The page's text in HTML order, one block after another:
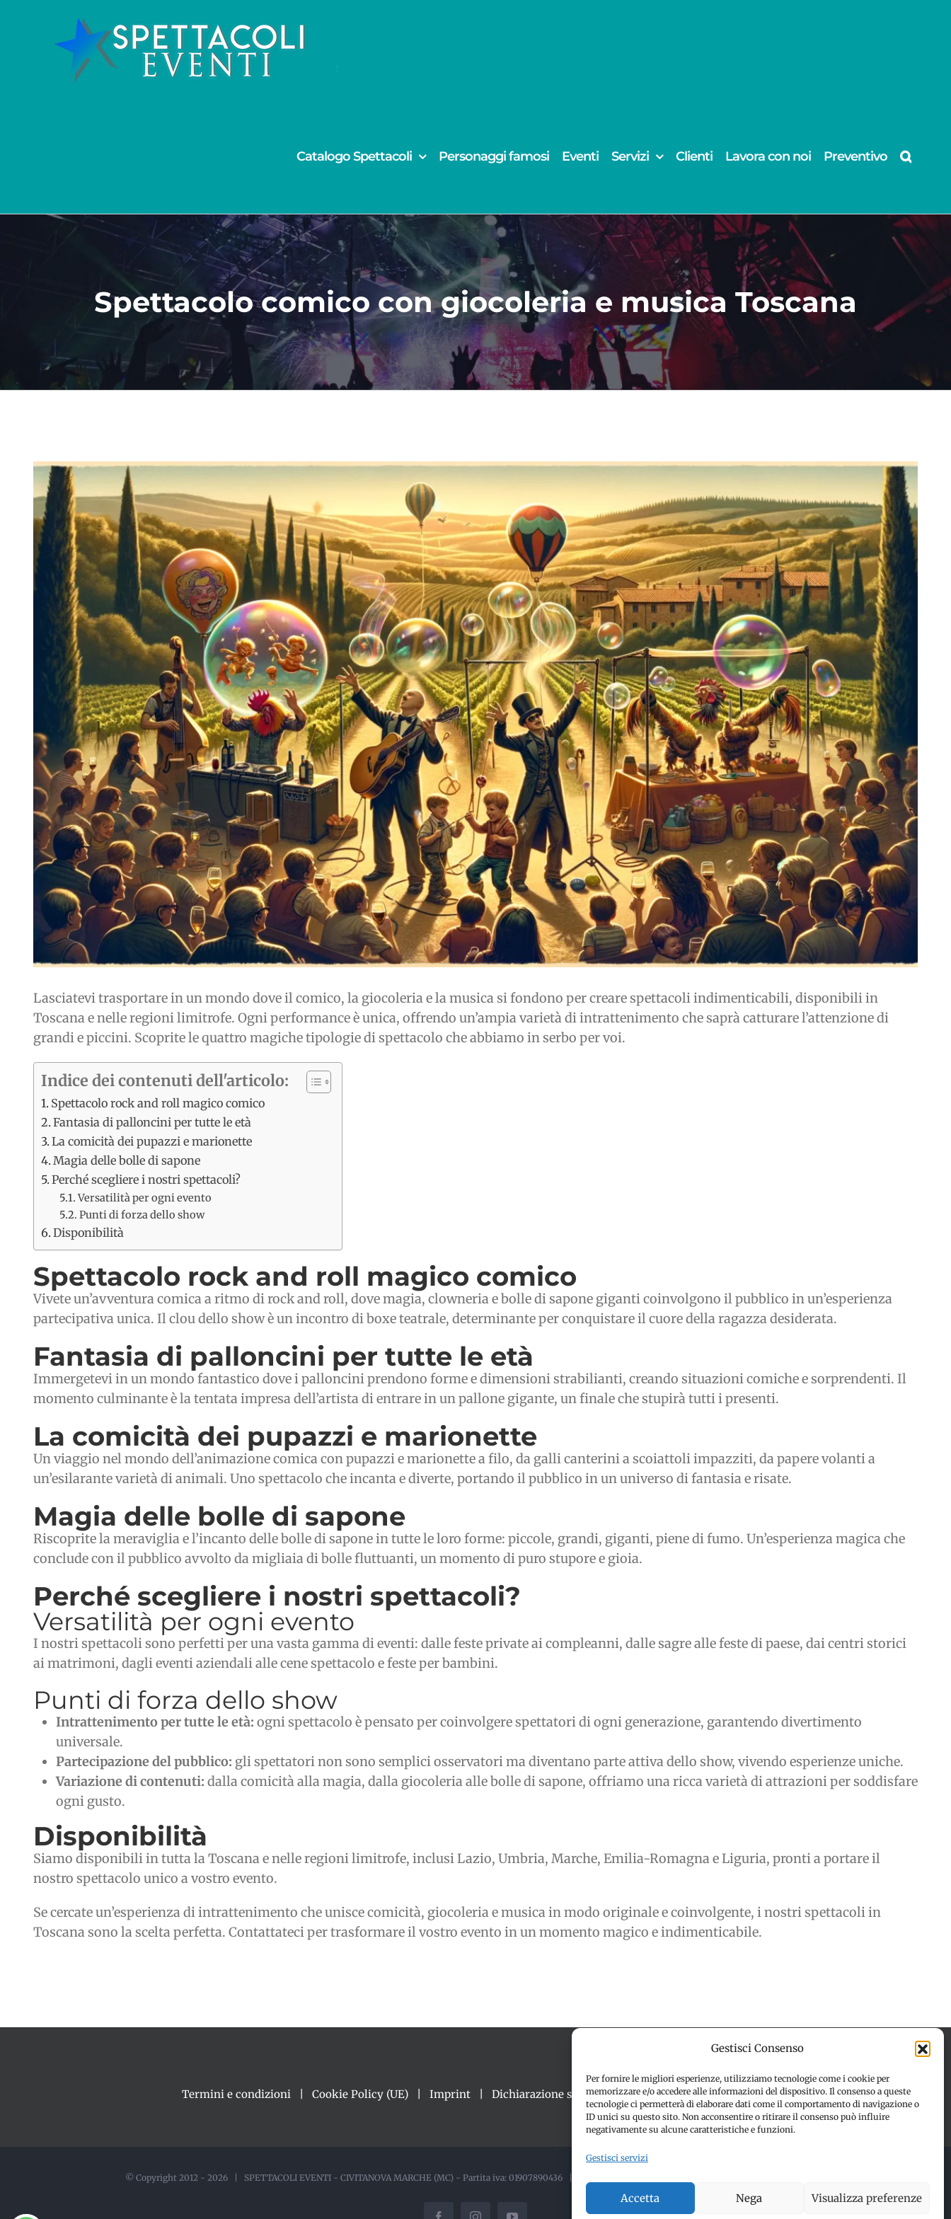
Gestisci Consenso
Per fornire le migliori esperienze, utilizziamo tecnologie come i cookie per
memorizzare e/o accedere alle informazioni del dispositivo. Il consenso a queste
tecnologie ci permetterà di elaborare dati come il comportamento di navigazione o
ID unici su questo sito. Non acconsentire o ritirare il consenso può influire
negativamente su alcune caratteristiche e funzioni.
Gestisci servizi
Accetta Nega Visualizza preferenze
contenuto
Catalogo Spettacoli Personaggi famosi Eventi Servizi Clienti Lavora con noi Preventivo
Spettacolo comico con giocoleria e musica Toscana
Ingrandisci
immagine
Lasciatevi trasportare in un mondo dove il comico, la giocoleria e la musica si fondono per creare spettacoli indimenticabili, disponibili in
Toscana e nelle regioni limitrofe. Ogni performance è unica, offrendo un’ampia varietà di intrattenimento che saprà catturare l’attenzione di
grandi e piccini. Scoprite le quattro magiche tipologie di spettacolo che abbiamo in serbo per voi.
Indice dei contenuti dell'articolo:
Spettacolo rock and roll magico comico
Fantasia di palloncini per tutte le età
La comicità dei pupazzi e marionette
Magia delle bolle di sapone
Perché scegliere i nostri spettacoli?
Versatilità per ogni evento
Punti di forza dello show
Disponibilità
Spettacolo rock and roll magico comico
Vivete un’avventura comica a ritmo di rock and roll, dove magia, clowneria e bolle di sapone giganti coinvolgono il pubblico in un’esperienza
partecipativa unica. Il clou dello show è un incontro di boxe teatrale, determinante per conquistare il cuore della ragazza desiderata.
Fantasia di palloncini per tutte le età
Immergetevi in un mondo fantastico dove i palloncini prendono forme e dimensioni strabilianti, creando situazioni comiche e sorprendenti. Il
momento culminante è la tentata impresa dell’artista di entrare in un pallone gigante, un finale che stupirà tutti i presenti.
La comicità dei pupazzi e marionette
Un viaggio nel mondo dell’animazione comica con pupazzi e marionette a filo, da galli canterini a scoiattoli impazziti, da papere volanti a
un’esilarante varietà di animali. Uno spettacolo che incanta e diverte, portando il pubblico in un universo di fantasia e risate.
Magia delle bolle di sapone
Riscoprite la meraviglia e l’incanto delle bolle di sapone in tutte le loro forme: piccole, grandi, giganti, piene di fumo. Un’esperienza magica che
conclude con il pubblico avvolto da migliaia di bolle fluttuanti, un momento di puro stupore e gioia.
Perché scegliere i nostri spettacoli?
Versatilità per ogni evento
I nostri spettacoli sono perfetti per una vasta gamma di eventi: dalle feste private ai compleanni, dalle sagre alle feste di paese, dai centri storici
ai matrimoni, dagli eventi aziendali alle cene spettacolo e feste per bambini.
Punti di forza dello show
Intrattenimento per tutte le età: ogni spettacolo è pensato per coinvolgere spettatori di ogni generazione, garantendo divertimento
universale.
Partecipazione del pubblico: gli spettatori non sono semplici osservatori ma diventano parte attiva dello show, vivendo esperienze uniche.
Variazione di contenuti: dalla comicità alla magia, dalla giocoleria alle bolle di sapone, offriamo una ricca varietà di attrazioni per soddisfare
ogni gusto.
Disponibilità
Siamo disponibili in tutta la Toscana e nelle regioni limitrofe, inclusi Lazio, Umbria, Marche, Emilia-Romagna e Liguria, pronti a portare il
nostro spettacolo unico a vostro evento.
Se cercate un’esperienza di intrattenimento che unisce comicità, giocoleria e musica in modo originale e coinvolgente, i nostri spettacoli in
Toscana sono la scelta perfetta. Contattateci per trasformare il vostro evento in un momento magico e indimenticabile.
Termini e condizioni Cookie Policy (UE) Imprint Dichiarazione sulla Privacy (UE) Disconoscimento
© Copyright 2012 - 2026 | SPETTACOLI EVENTI - CIVITANOVA MARCHE (MC) - Partita iva: 01907890436 | ALL RIGHTS RESERVED | Made with ❤️ by